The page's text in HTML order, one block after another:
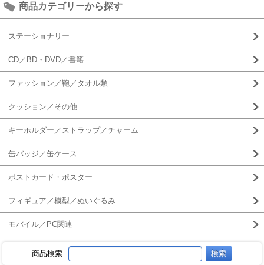
商品カテゴリーから探す
ステーショナリー
CD／BD・DVD／書籍
ファッション／鞄／タオル類
クッション／その他
キーホルダー／ストラップ／チャーム
缶バッジ／缶ケース
ポストカード・ポスター
フィギュア／模型／ぬいぐるみ
モバイル／PC関連
商品検索